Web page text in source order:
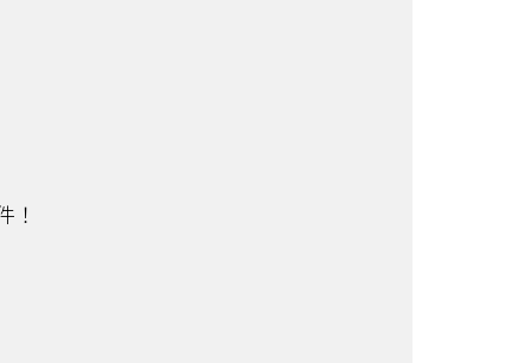
！